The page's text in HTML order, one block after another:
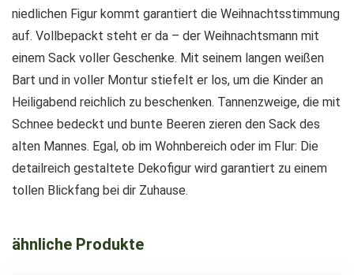
niedlichen Figur kommt garantiert die Weihnachtsstimmung
auf. Vollbepackt steht er da – der Weihnachtsmann mit
einem Sack voller Geschenke. Mit seinem langen weißen
Bart und in voller Montur stiefelt er los, um die Kinder an
Heiligabend reichlich zu beschenken. Tannenzweige, die mit
Schnee bedeckt und bunte Beeren zieren den Sack des
alten Mannes. Egal, ob im Wohnbereich oder im Flur: Die
detailreich gestaltete Dekofigur wird garantiert zu einem
tollen Blickfang bei dir Zuhause.
ähnliche Produkte